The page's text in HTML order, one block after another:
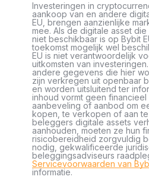
Investeringen in
aankoop van en andere
EU, brengen aanzienlijke
mee. Als de digitale asset
niet beschikbaar is op Bybit
toekomst mogelijk wel
EU is niet verantwoordelijk
uitkomsten van
andere gegevens die hier
zijn verkregen uit openbaar
en worden uitsluitend ter
inhoud vormt geen
aanbeveling of aanbod om
kopen, te verkopen of aan
beleggers digitale assets
aanhouden, moeten ze hun
risicobereidheid zorgvuldig
nodig, gekwalificeerde
beleggingsadviseurs
Servicevoorwaarden van
informatie.